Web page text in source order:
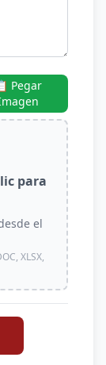
Pegar
para
el
XLSX,